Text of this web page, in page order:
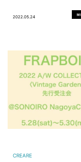
2022.05.24
CREARE